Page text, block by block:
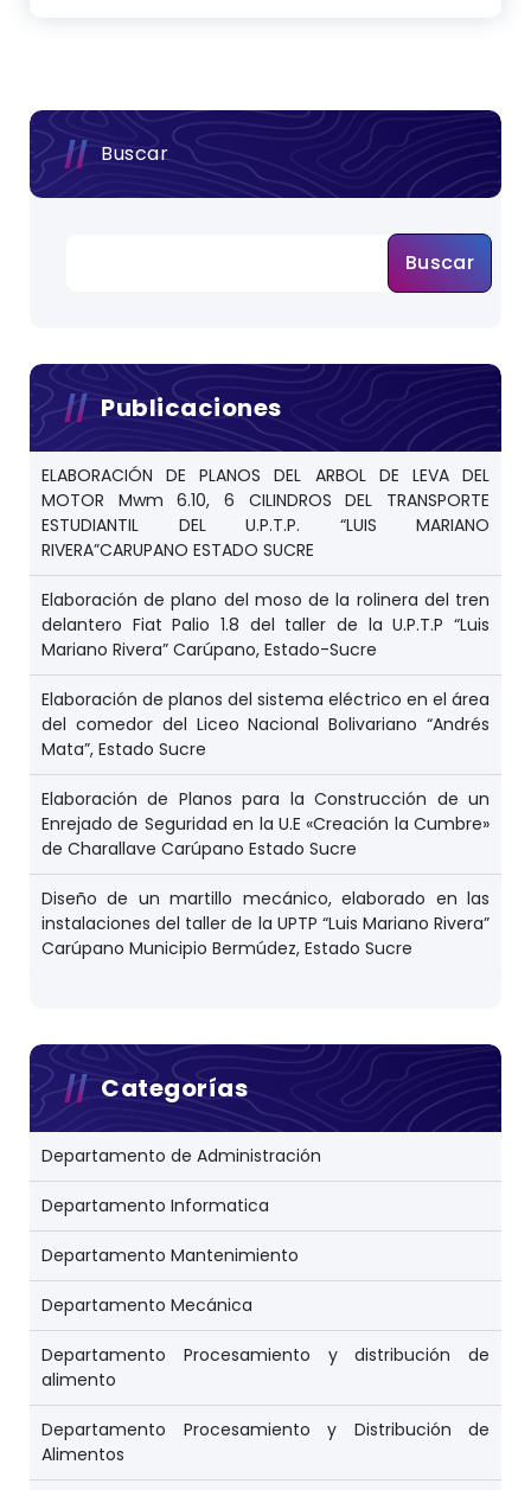
Buscar
Buscar
Publicaciones
ELABORACIÓN DE PLANOS DEL ARBOL DE LEVA DEL
MOTOR Mwm 6.10, 6 CILINDROS DEL TRANSPORTE
ESTUDIANTIL DEL U.P.T.P. “LUIS MARIANO
RIVERA”CARUPANO ESTADO SUCRE
Elaboración de plano del moso de la rolinera del tren
delantero Fiat Palio 1.8 del taller de la U.P.T.P “Luis
Mariano Rivera” Carúpano, Estado-Sucre
Elaboración de planos del sistema eléctrico en el área
del comedor del Liceo Nacional Bolivariano “Andrés
Mata”, Estado Sucre
Elaboración de Planos para la Construcción de un
Enrejado de Seguridad en la U.E «Creación la Cumbre»
de Charallave Carúpano Estado Sucre
Diseño de un martillo mecánico, elaborado en las
instalaciones del taller de la UPTP “Luis Mariano Rivera”
Carúpano Municipio Bermúdez, Estado Sucre
Categorías
Departamento de Administración
Departamento Informatica
Departamento Mantenimiento
Departamento Mecánica
Departamento Procesamiento y distribución de
alimento
Departamento Procesamiento y Distribución de
Alimentos